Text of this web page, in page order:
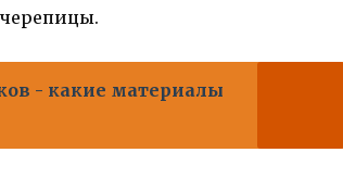
- какие материалы